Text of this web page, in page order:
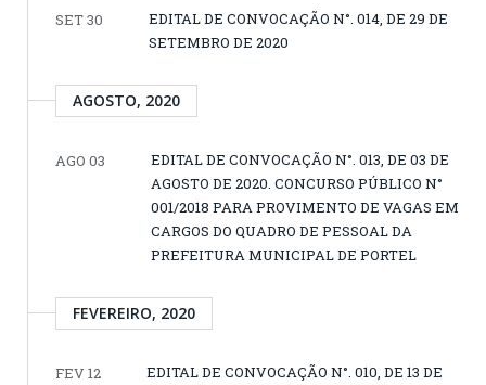
SET 30
EDITAL DE CONVOCAÇÃO N°. 014, DE 29 DE
SETEMBRO DE 2020
AGOSTO, 2020
AGO 03
EDITAL DE CONVOCAÇÃO N°. 013, DE 03 DE
AGOSTO DE 2020. CONCURSO PÚBLICO N°
001/2018 PARA PROVIMENTO DE VAGAS EM
CARGOS DO QUADRO DE PESSOAL DA
PREFEITURA MUNICIPAL DE PORTEL
FEVEREIRO, 2020
FEV 12
EDITAL DE CONVOCAÇÃO N°. 010, DE 13 DE